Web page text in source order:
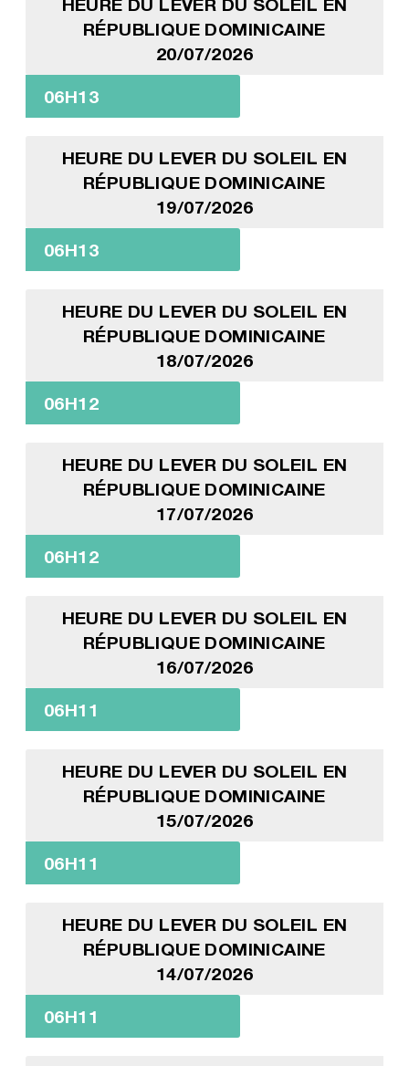
HEURE DU LEVER DU SOLEIL EN
RÉPUBLIQUE DOMINICAINE
20/07/2026
06H13
HEURE DU LEVER DU SOLEIL EN
RÉPUBLIQUE DOMINICAINE
19/07/2026
06H13
HEURE DU LEVER DU SOLEIL EN
RÉPUBLIQUE DOMINICAINE
18/07/2026
06H12
HEURE DU LEVER DU SOLEIL EN
RÉPUBLIQUE DOMINICAINE
17/07/2026
06H12
HEURE DU LEVER DU SOLEIL EN
RÉPUBLIQUE DOMINICAINE
16/07/2026
06H11
HEURE DU LEVER DU SOLEIL EN
RÉPUBLIQUE DOMINICAINE
15/07/2026
06H11
HEURE DU LEVER DU SOLEIL EN
RÉPUBLIQUE DOMINICAINE
14/07/2026
06H11